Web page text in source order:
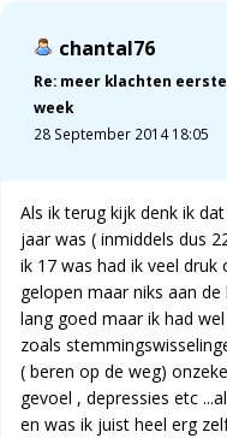
chantal76
Re: meer klachten eerste
week
28 September 2014 18:05
Als ik terug kijk denk ik
jaar was ( inmiddels dus
ik 17 was had ik veel
gelopen maar niks aan
lang goed maar ik had
zoals
( beren op de weg)
gevoel , depressies etc
en was ik juist heel erg